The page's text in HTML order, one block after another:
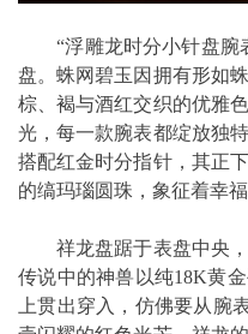
“浮雕龙时分小针盘腕
盘。蛛网碧玉因拥有形如
棕、褐与酒红交织的优雅
光，每一款腕表都绽放独
搭配红金时分指针，其正
的缟玛瑙圆珠，象征着幸
祥龙盘踞于表盘中央，
传说中的神兽以纯18K黄
上贯出穿入，仿佛要从腕